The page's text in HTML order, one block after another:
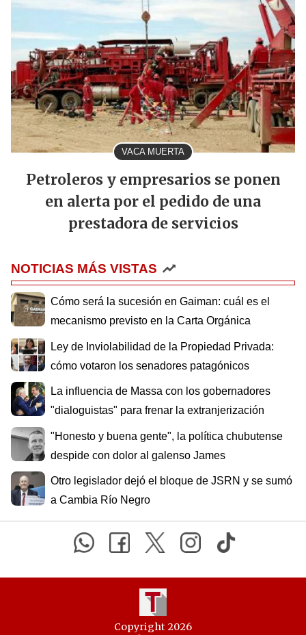
VACA MUERTA
Petroleros y empresarios se ponen
en alerta por el pedido de una
prestadora de servicios
NOTICIAS MÁS VISTAS
Cómo será la sucesión en Gaiman: cuál es el
mecanismo previsto en la Carta Orgánica
Ley de Inviolabilidad de la Propiedad Privada:
cómo votaron los senadores patagónicos
La influencia de Massa con los gobernadores
"dialoguistas" para frenar la extranjerización
"Honesto y buena gente", la política chubutense
despide con dolor al galenso James
Otro legislador dejó el bloque de JSRN y se sumó
a Cambia Río Negro
Copyright 2026